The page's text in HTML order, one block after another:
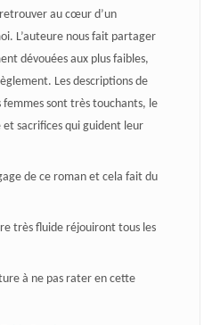
au cœur d’un
L’auteure nous fait partager
dévouées aux plus faibles,
Les descriptions de
sont très touchants, le
sacrifices qui guident leur
de ce roman et cela fait du
très fluide réjouiront tous les
à ne pas rater en cette